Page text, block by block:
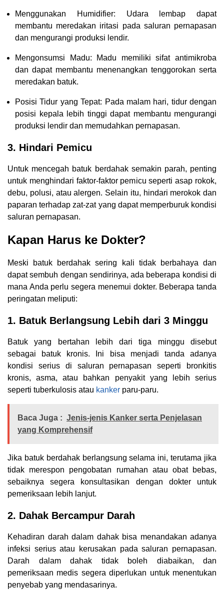
Menggunakan Humidifier: Udara lembap dapat
membantu meredakan iritasi pada saluran pernapasan
dan mengurangi produksi lendir.
Mengonsumsi Madu: Madu memiliki sifat antimikroba
dan dapat membantu menenangkan tenggorokan serta
meredakan batuk.
Posisi Tidur yang Tepat: Pada malam hari, tidur dengan
posisi kepala lebih tinggi dapat membantu mengurangi
produksi lendir dan memudahkan pernapasan.
3. Hindari Pemicu
Untuk mencegah batuk berdahak semakin parah, penting
untuk menghindari faktor-faktor pemicu seperti asap rokok,
debu, polusi, atau alergen. Selain itu, hindari merokok dan
paparan terhadap zat-zat yang dapat memperburuk kondisi
saluran pernapasan.
Kapan Harus ke Dokter?
Meski batuk berdahak sering kali tidak berbahaya dan
dapat sembuh dengan sendirinya, ada beberapa kondisi di
mana Anda perlu segera menemui dokter. Beberapa tanda
peringatan meliputi:
1. Batuk Berlangsung Lebih dari 3 Minggu
Batuk yang bertahan lebih dari tiga minggu disebut
sebagai batuk kronis. Ini bisa menjadi tanda adanya
kondisi serius di saluran pernapasan seperti bronkitis
kronis, asma, atau bahkan penyakit yang lebih serius
seperti tuberkulosis atau kanker paru-paru.
Baca Juga : Jenis-jenis Kanker serta Penjelasan
yang Komprehensif
Jika batuk berdahak berlangsung selama ini, terutama jika
tidak merespon pengobatan rumahan atau obat bebas,
sebaiknya segera konsultasikan dengan dokter untuk
pemeriksaan lebih lanjut.
2. Dahak Bercampur Darah
Kehadiran darah dalam dahak bisa menandakan adanya
infeksi serius atau kerusakan pada saluran pernapasan.
Darah dalam dahak tidak boleh diabaikan, dan
pemeriksaan medis segera diperlukan untuk menentukan
penyebab yang mendasarinya.